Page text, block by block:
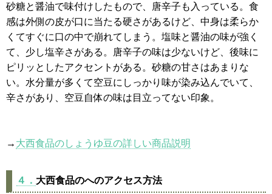
砂糖と醤油で味付けしたもので、唐辛子も入っている。食
感は外側の皮が口に当たる硬さがあるけど、中身は柔らか
くてすぐに口の中で崩れてしまう。塩味と醤油の味が強く
て、少し塩辛さがある。唐辛子の味は少ないけど、後味に
ピリッとしたアクセントがある。砂糖の甘さはあまりな
い。水分量が多くて空豆にしっかり味が染み込んでいて、
辛さがあり、空豆自体の味は目立ってない印象。
→ 大西食品のしょうゆ豆の詳しい商品説明
４． 大西食品のへのアクセス方法